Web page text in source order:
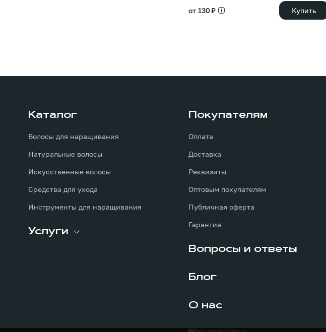
от 130 ₽ Купить
Каталог
Волосы для наращивания
Натуральные волосы
Искусственные волосы
Средства для ухода
Инструменты для наращивания
Услуги
Покупателям
Оплата
Доставка
Реквизиты
Оптовым покупателям
Публичная оферта
Гарантия
Вопросы и ответы
Блог
О нас